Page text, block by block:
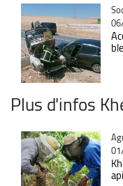
Plus d'infos